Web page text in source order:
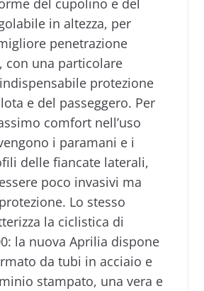
in altezza, per
penetrazione
con una particolare
protezione
e del passeggero. Per
comfort nell’uso
i paramani e i
delle fiancate laterali,
poco invasivi ma
Lo stesso
la ciclistica di
la nuova Aprilia dispone
da tubi in acciaio e
stampato, una vera e